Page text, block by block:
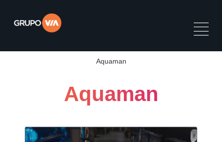
Aquaman
Aquaman